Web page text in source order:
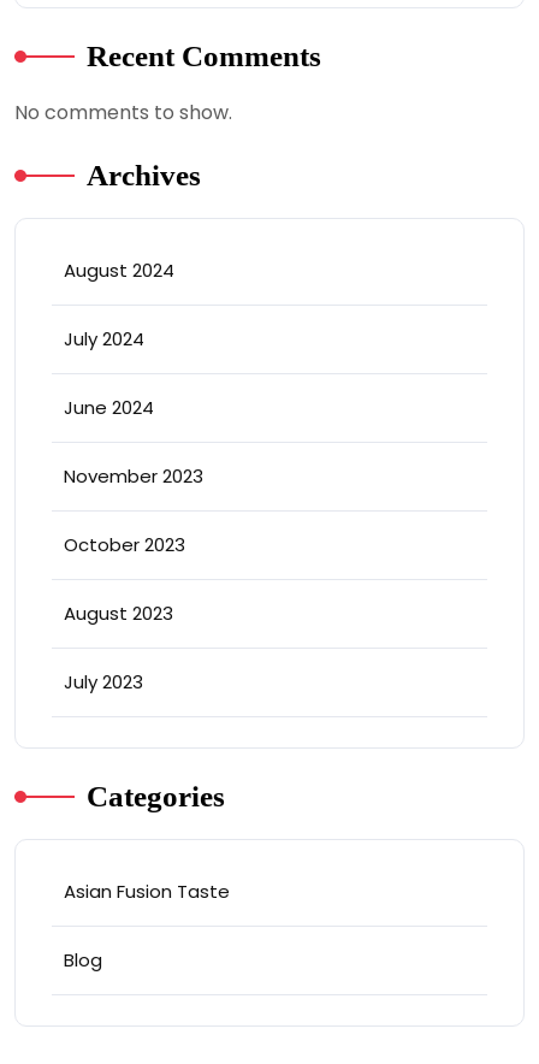
Recent Comments
No comments to show.
Archives
August 2024
July 2024
June 2024
November 2023
October 2023
August 2023
July 2023
Categories
Asian Fusion Taste
Blog